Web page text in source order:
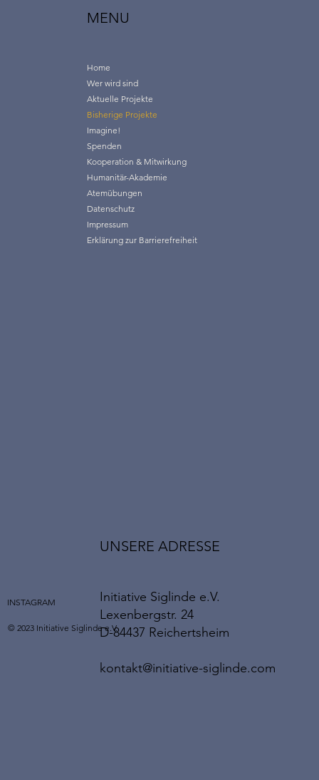
MENU
Home
Wer wird sind
Aktuelle Projekte
Bisherige Projekte
Imagine!
Spenden
Kooperation & Mitwirkung
Humanitär-Akademie
Atemübungen
Datenschutz
Impressum
Erklärung zur Barrierefreiheit
UNSERE ADRESSE
Initiative Siglinde e.V.
Lexenbergstr. 24
D-84437 Reichertsheim
kontakt@initiative-siglinde.com
INSTAGRAM
© 2023 Initiative Siglinde e.V.